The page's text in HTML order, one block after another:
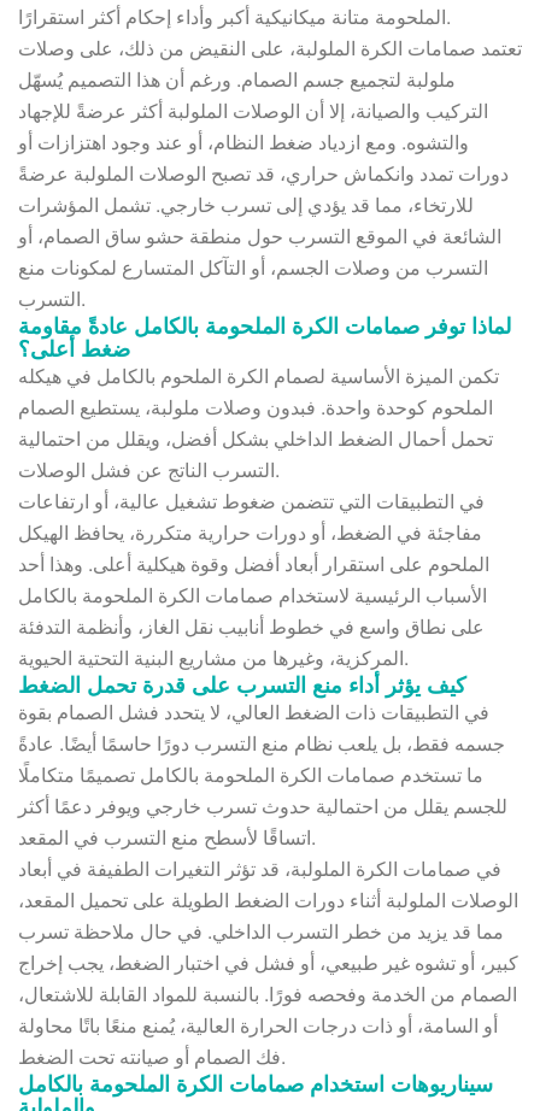
الملحومة متانة ميكانيكية أكبر وأداء إحكام أكثر استقرارًا.
تعتمد صمامات الكرة الملولبة، على النقيض من ذلك، على وصلات
ملولبة لتجميع جسم الصمام. ورغم أن هذا التصميم يُسهّل
التركيب والصيانة، إلا أن الوصلات الملولبة أكثر عرضةً للإجهاد
والتشوه. ومع ازدياد ضغط النظام، أو عند وجود اهتزازات أو
دورات تمدد وانكماش حراري، قد تصبح الوصلات الملولبة عرضةً
للارتخاء، مما قد يؤدي إلى تسرب خارجي. تشمل المؤشرات
الشائعة في الموقع التسرب حول منطقة حشو ساق الصمام، أو
التسرب من وصلات الجسم، أو التآكل المتسارع لمكونات منع
التسرب.
لماذا توفر صمامات الكرة الملحومة بالكامل عادةً مقاومة
ضغط أعلى؟
تكمن الميزة الأساسية لصمام الكرة الملحوم بالكامل في هيكله
الملحوم كوحدة واحدة. فبدون وصلات ملولبة، يستطيع الصمام
تحمل أحمال الضغط الداخلي بشكل أفضل، ويقلل من احتمالية
التسرب الناتج عن فشل الوصلات.
في التطبيقات التي تتضمن ضغوط تشغيل عالية، أو ارتفاعات
مفاجئة في الضغط، أو دورات حرارية متكررة، يحافظ الهيكل
الملحوم على استقرار أبعاد أفضل وقوة هيكلية أعلى. وهذا أحد
الأسباب الرئيسية لاستخدام صمامات الكرة الملحومة بالكامل
على نطاق واسع في خطوط أنابيب نقل الغاز، وأنظمة التدفئة
المركزية، وغيرها من مشاريع البنية التحتية الحيوية.
كيف يؤثر أداء منع التسرب على قدرة تحمل الضغط
في التطبيقات ذات الضغط العالي، لا يتحدد فشل الصمام بقوة
جسمه فقط، بل يلعب نظام منع التسرب دورًا حاسمًا أيضًا. عادةً
ما تستخدم صمامات الكرة الملحومة بالكامل تصميمًا متكاملًا
للجسم يقلل من احتمالية حدوث تسرب خارجي ويوفر دعمًا أكثر
اتساقًا لأسطح منع التسرب في المقعد.
في صمامات الكرة الملولبة، قد تؤثر التغيرات الطفيفة في أبعاد
الوصلات الملولبة أثناء دورات الضغط الطويلة على تحميل المقعد،
مما قد يزيد من خطر التسرب الداخلي. في حال ملاحظة تسرب
كبير، أو تشوه غير طبيعي، أو فشل في اختبار الضغط، يجب إخراج
الصمام من الخدمة وفحصه فورًا. بالنسبة للمواد القابلة للاشتعال،
أو السامة، أو ذات درجات الحرارة العالية، يُمنع منعًا باتًا محاولة
فك الصمام أو صيانته تحت الضغط.
سيناريوهات استخدام صمامات الكرة الملحومة بالكامل